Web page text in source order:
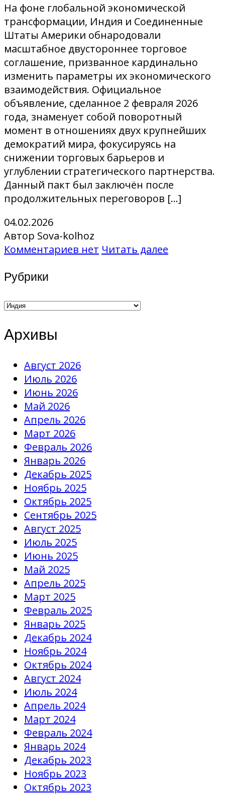
На фоне глобальной экономической
трансформации, Индия и Соединенные
Штаты Америки обнародовали
масштабное двустороннее торговое
соглашение, призванное кардинально
изменить параметры их экономического
взаимодействия. Официальное
объявление, сделанное 2 февраля 2026
года, знаменует собой поворотный
момент в отношениях двух крупнейших
демократий мира, фокусируясь на
снижении торговых барьеров и
углублении стратегического партнерства.
Данный пакт был заключён после
продолжительных переговоров […]
04.02.2026
Автор Sova-kolhoz
Комментариев нет Читать далее
Рубрики
Рубрики
Архивы
Август 2026
Июль 2026
Июнь 2026
Май 2026
Апрель 2026
Март 2026
Февраль 2026
Январь 2026
Декабрь 2025
Ноябрь 2025
Октябрь 2025
Сентябрь 2025
Август 2025
Июль 2025
Июнь 2025
Май 2025
Апрель 2025
Март 2025
Февраль 2025
Январь 2025
Декабрь 2024
Ноябрь 2024
Октябрь 2024
Август 2024
Июль 2024
Апрель 2024
Март 2024
Февраль 2024
Январь 2024
Декабрь 2023
Ноябрь 2023
Октябрь 2023